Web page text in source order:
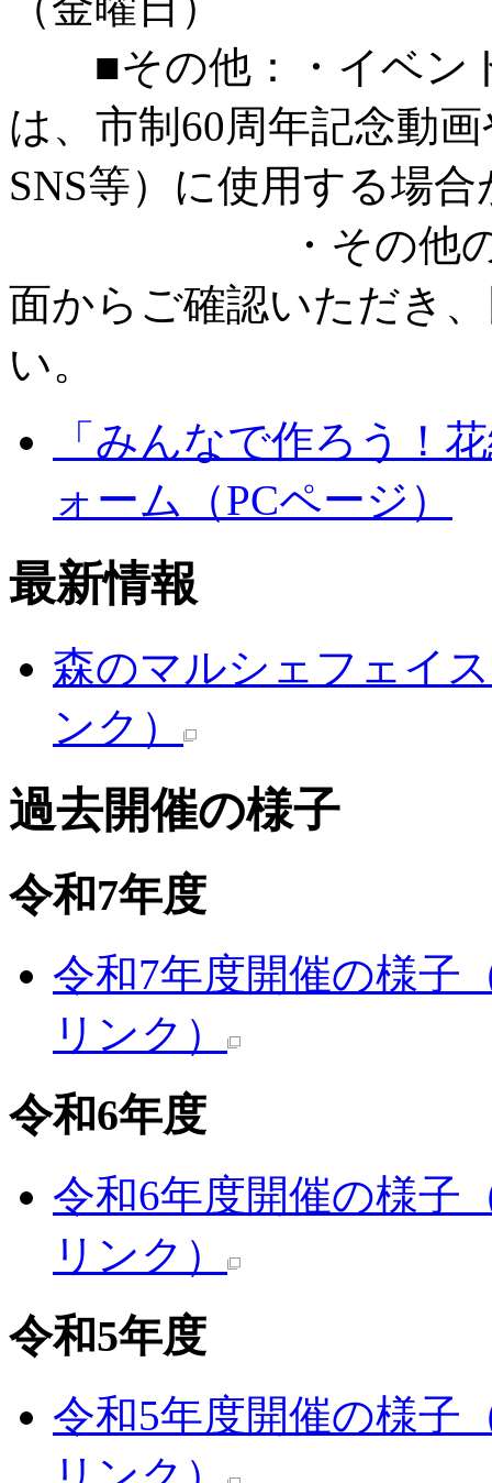
■その他：・イベン
は、市制60周年記念動
SNS等）に使用する場
・その他の注意
面からご確認いただき
い。
「みんなで作ろう！
ォーム（PCページ）
最新情報
森のマルシェフェイ
ンク）
過去開催の様子
令和7年度
令和7年度開催の様子
リンク）
令和6年度
令和6年度開催の様子
リンク）
令和5年度
令和5年度開催の様子